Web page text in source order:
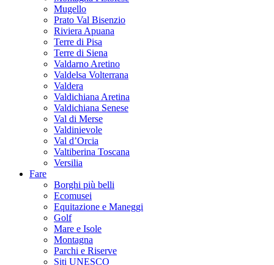
Mugello
Prato Val Bisenzio
Riviera Apuana
Terre di Pisa
Terre di Siena
Valdarno Aretino
Valdelsa Volterrana
Valdera
Valdichiana Aretina
Valdichiana Senese
Val di Merse
Valdinievole
Val d’Orcia
Valtiberina Toscana
Versilia
Fare
Borghi più belli
Ecomusei
Equitazione e Maneggi
Golf
Mare e Isole
Montagna
Parchi e Riserve
Siti UNESCO